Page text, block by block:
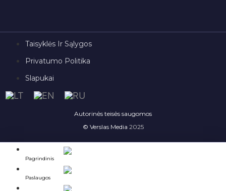
Taisyklės Ir Sąlygos
Privatumo Politika
Slapukai
Autorinės teisės saugomos
© Verslas Media 2025
Pagrindinis
Paslaugos